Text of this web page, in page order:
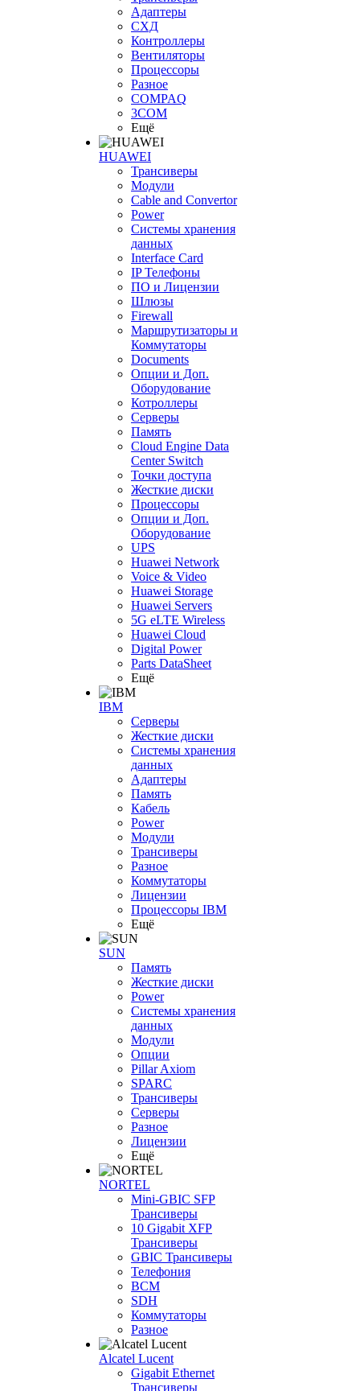
Адаптеры
СХД
Контроллеры
Вентиляторы
Процессоры
Разное
COMPAQ
3COM
Ещё
HUAWEI
Трансиверы
Модули
Cable and Convertor
Power
Системы хранения
данных
Interface Card
IP Телефоны
ПО и Лицензии
Шлюзы
Firewall
Маршрутизаторы и
Коммутаторы
Documents
Опции и Доп.
Оборудование
Котроллеры
Серверы
Память
Cloud Engine Data
Center Switch
Точки доступа
Жесткие диски
Процессоры
Опции и Доп.
Оборудование
UPS
Huawei Network
Voice & Video
Huawei Storage
Huawei Servers
5G eLTE Wireless
Huawei Cloud
Digital Power
Parts DataSheet
Ещё
IBM
Серверы
Жесткие диски
Системы хранения
данных
Адаптеры
Память
Кабель
Power
Модули
Трансиверы
Разное
Коммутаторы
Лицензии
Процессоры IBM
Ещё
SUN
Память
Жесткие диски
Power
Системы хранения
данных
Модули
Опции
Pillar Axiom
SPARC
Трансиверы
Серверы
Разное
Лицензии
Ещё
NORTEL
Mini-GBIC SFP
Трансиверы
10 Gigabit XFP
Трансиверы
GBIC Трансиверы
Телефония
BCM
SDH
Коммутаторы
Разное
Alcatel Lucent
Gigabit Ethernet
Трансиверы